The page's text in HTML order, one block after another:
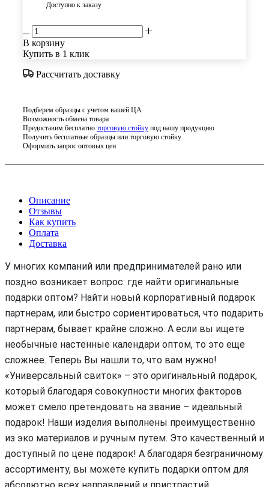
Доступно к заказу
В корзину
Купить в 1 клик
Рассчитать доставку
Подберем образцы с учетом вашей ЦА
Возможность обмена товара
Предоставим бесплатно торговую стойку под нашу продукцию
Получить бесплатные образцы или торговую стойку
Оформить запрос оптовых цен
Описание
Отзывы
Как купить
Оплата
Доставка
У многих компаний или предпринимателей рано или
поздно возникает вопрос: где найти оригинальные
подарки оптом? Найти новый корпоративный подарок
партнерам, или быстро сориентироваться, что подарить
партнерам, бывает крайне сложно. А если вы ищете
необычные настенные календари оптом, то это еще
сложнее. Теперь Вы нашли то, что вам нужно!
«Универсальный свиток» – это оригинальный подарок,
который благодаря совокупности многих факторов
может смело претендовать на звание – идеальный
подарок! Наши изделия выполнены преимущественно
из эко материалов и ручным путем. Это качественный и
доступный по цене подарок! А благодаря безграничному
ассортименту, вы можете купить подарки оптом для